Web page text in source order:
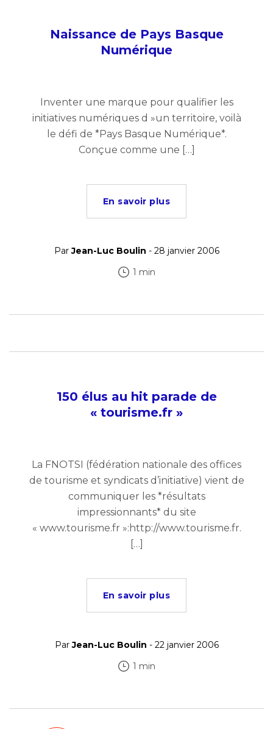
Naissance de Pays Basque
Numérique
Inventer une marque pour qualifier les
initiatives numériques d »un territoire, voilà
le défi de *Pays Basque Numérique*.
Conçue comme une […]
En savoir plus
ParJean-Luc Boulin - 28 janvier 2006
1 min
150 élus au hit parade de
« tourisme.fr »
La FNOTSI (fédération nationale des offices
de tourisme et syndicats d’initiative) vient de
communiquer les *résultats
impressionnants* du site
« www.tourisme.fr »:http://www.tourisme.fr.
[…]
En savoir plus
ParJean-Luc Boulin - 22 janvier 2006
1 min